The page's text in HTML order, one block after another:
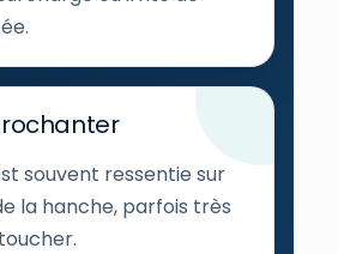
souvent ressentie sur
la hanche, parfois très